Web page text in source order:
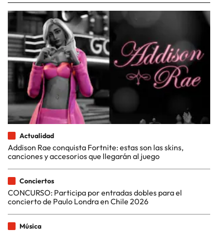
Actualidad
Addison Rae conquista Fortnite: estas son las skins,
canciones y accesorios que llegarán al juego
Conciertos
CONCURSO: Participa por entradas dobles para el
concierto de Paulo Londra en Chile 2026
Música